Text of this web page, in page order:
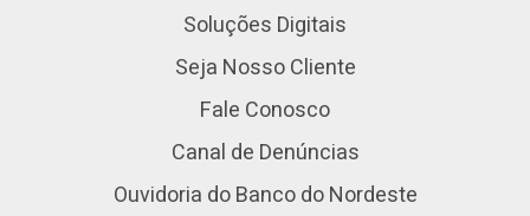
Soluções Digitais
Seja Nosso Cliente
Fale Conosco
Canal de Denúncias
Ouvidoria do Banco do Nordeste